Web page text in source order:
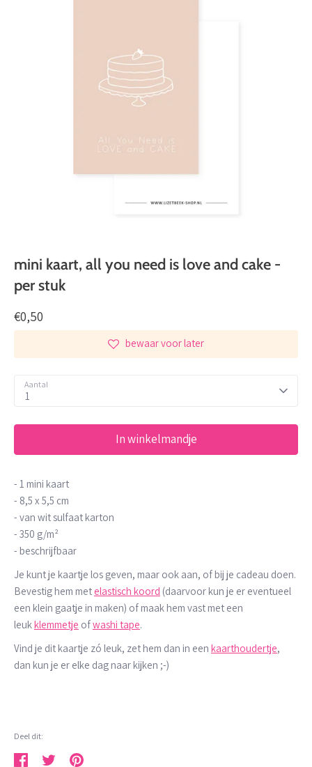
mini kaart, all you need is love and cake -
per stuk
€0,50
bewaar voor later
Aantal
1
In winkelmandje
- 1 mini kaart
- 8,5 x 5,5 cm
- van wit sulfaat karton
- 350 g/m²
- beschrijfbaar
Je kunt je kaartje los geven, maar ook aan, of bij je cadeau doen.
Bevestig hem met elastisch koord (daarvoor kun je er eventueel
een klein gaatje in maken) of maak hem vast met een
leukklemmetje ofwashi tape.
Vind je dit kaartje zó leuk, zet hem dan in een kaarthoudertje,
dan kun je er elke dag naar kijken ;-)
Deel dit: